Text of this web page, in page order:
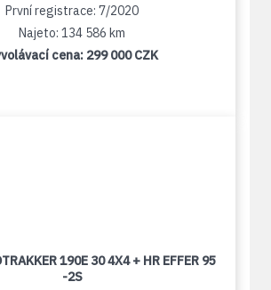
První registrace: 7/2020
Najeto: 134 586 km
cena: 299 000 CZK
190E 30 4X4 + HR EFFER 95
-2S